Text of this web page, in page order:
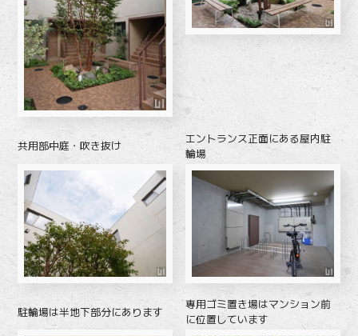
共用部中庭・吹き抜け
エントランス正面にある屋内駐
輪場
駐輪場は半地下部分にあります
専用ゴミ置き場はマンション前
に位置しています